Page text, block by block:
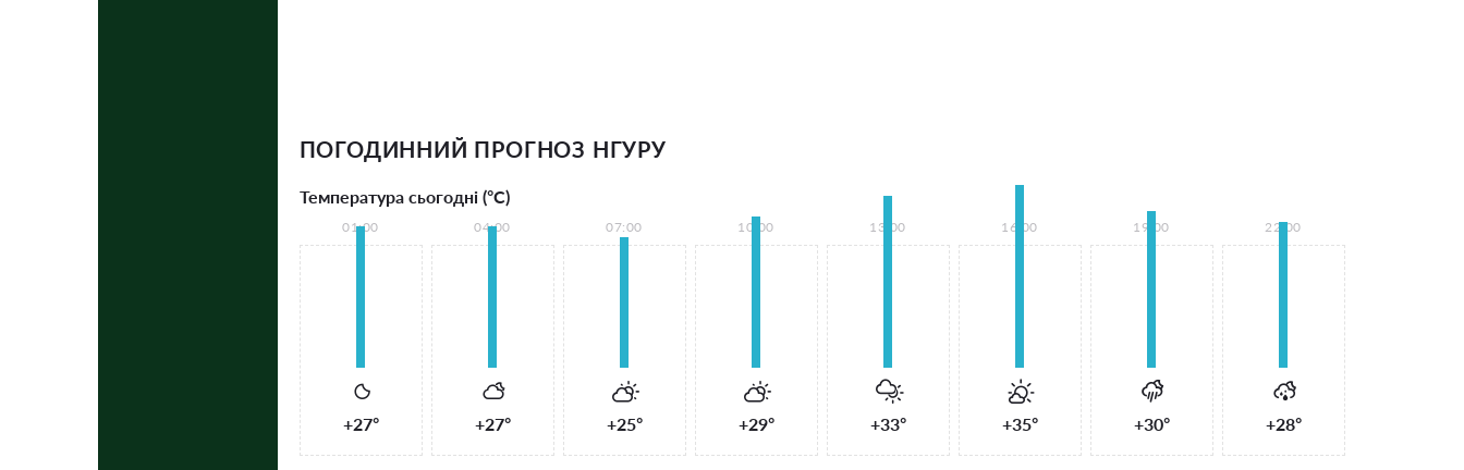
ПОГОДИННИЙ ПРОГНОЗ НГУРУ
Температура сьогодні (°С)
01:00
+27°
04:00
+27°
07:00
+25°
10:00
+29°
13:00
+33°
16:00
+35°
19:00
+30°
22:00
+28°